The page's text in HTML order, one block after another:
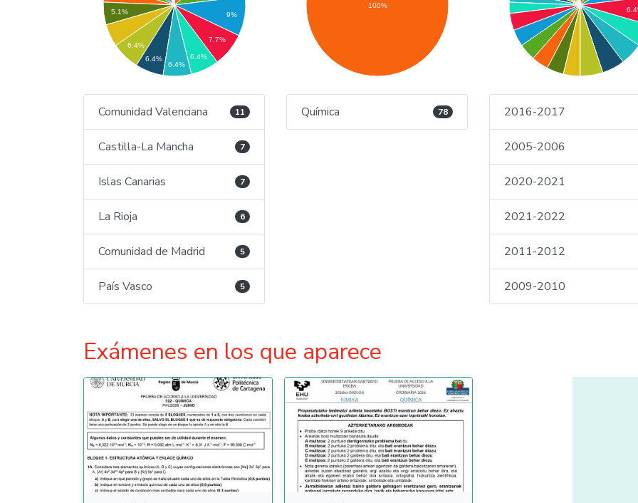
9%
7.7%
6.4%
5.1%
6.4%
6.4%
6.4%
Comunidad Valenciana 11
Castilla-La Mancha 7
Islas Canarias 7
La Rioja 6
Comunidad de Madrid 5
País Vasco 5
100%
Química 78 2016-2017
2005-2006
2020-2021
2021-2022
2011-2012
2009-2010
Exámenes en los que aparece